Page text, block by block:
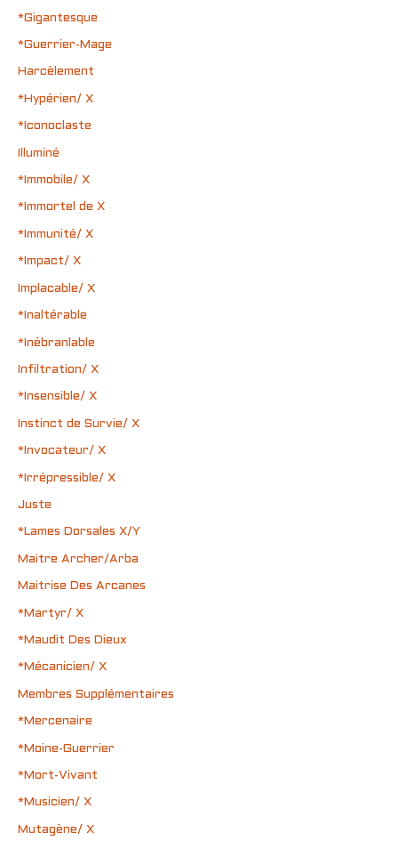
*Gigantesque
*Guerrier-Mage
Harcèlement
*Hypérien/ X
*Iconoclaste
Illuminé
*Immobile/ X
*Immortel de X
*Immunité/ X
*Impact/ X
Implacable/ X
*Inaltérable
*Inébranlable
Infiltration/ X
*Insensible/ X
Instinct de Survie/ X
*Invocateur/ X
*Irrépressible/ X
Juste
*Lames Dorsales X/Y
Maitre Archer/Arba
Maitrise Des Arcanes
*Martyr/ X
*Maudit Des Dieux
*Mécanicien/ X
Membres Supplémentaires
*Mercenaire
*Moine-Guerrier
*Mort-Vivant
*Musicien/ X
Mutagène/ X